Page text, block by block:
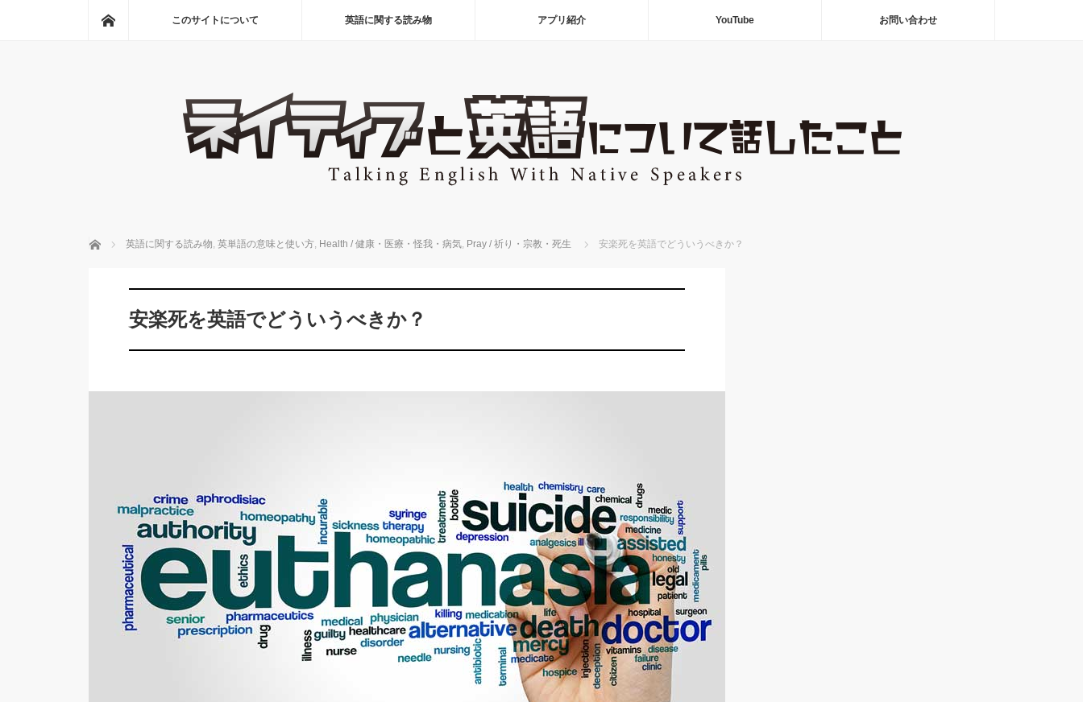
このサイトについて 英語に関する読み物 アプリ紹介 YouTube お問い合わせ
ホーム 英語に関する読み物, 英単語の意味と使い方, Health / 健康・医療・怪我・病気, Pray / 祈り・宗教・死生 安楽死を英語でどういうべきか？
安楽死を英語でどういうべきか？